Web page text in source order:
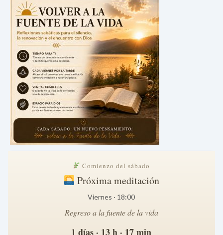
Comienzo del sábado
Próxima meditación
Viernes · 18:00
Regreso a la fuente de la vida
1 días · 13 h · 17 min